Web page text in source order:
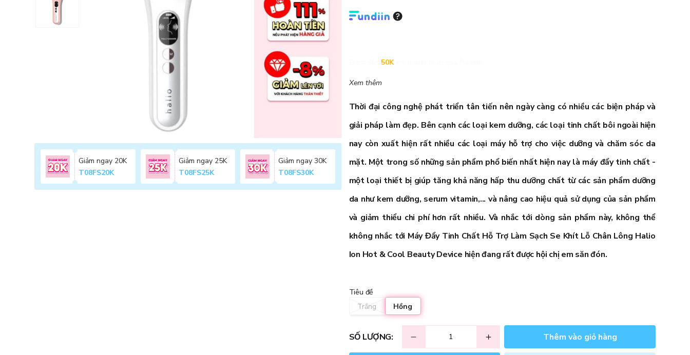
Giảm ngay 20K
T08FS20K
Giảm ngay 25K
T08FS25K
Giảm ngay 30K
T08FS30K
50K
Xem thêm
Thời đại công nghệ phát triển tân tiến nên ngày càng có nhiều các biện pháp và
giải pháp làm đẹp. Bên cạnh các loại kem dưỡng, các loại tinh chất bôi ngoài hiện
nay còn xuất hiện rất nhiều các loại máy hỗ trợ cho việc dưỡng và chăm sóc da
mặt. Một trong số những sản phẩm phổ biến nhất hiện nay là máy đẩy tinh chất -
một loại thiết bị giúp tăng khả năng hấp thu dưỡng chất từ các sản phẩm dưỡng
da như kem dưỡng, serum vitamin,... và nâng cao hiệu quả sử dụng của sản phẩm
và giảm thiểu chi phí hơn rất nhiều. Và nhắc tới dòng sản phẩm này, không thể
không nhắc tới Máy Đẩy Tinh Chất Hỗ Trợ Làm Sạch Se Khít Lỗ Chân Lông Halio
Ion Hot & Cool Beauty Device hiện đang rất được hội chị em săn đón.
Tiêu đề
Trắng
Hồng
SỐ LƯỢNG: Thêm vào giỏ hàng